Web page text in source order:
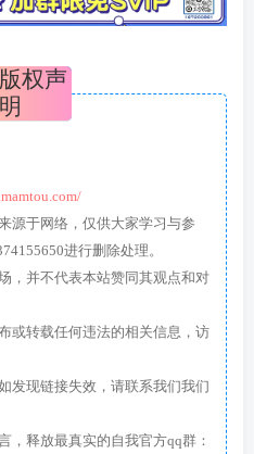
权声
明
源于网络，仅供大家学习与参
进行删除处理。
，并不代表本站赞同其观点和对
或转载任何违法的相关信息，访
发现链接失效，请联系我们我们
，释放最真实的自我官方qq群：